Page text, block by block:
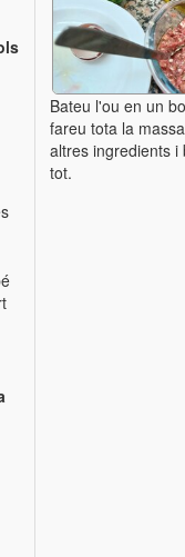
Bateu l'ou en un
fareu tota la
altres ingredients i
tot.